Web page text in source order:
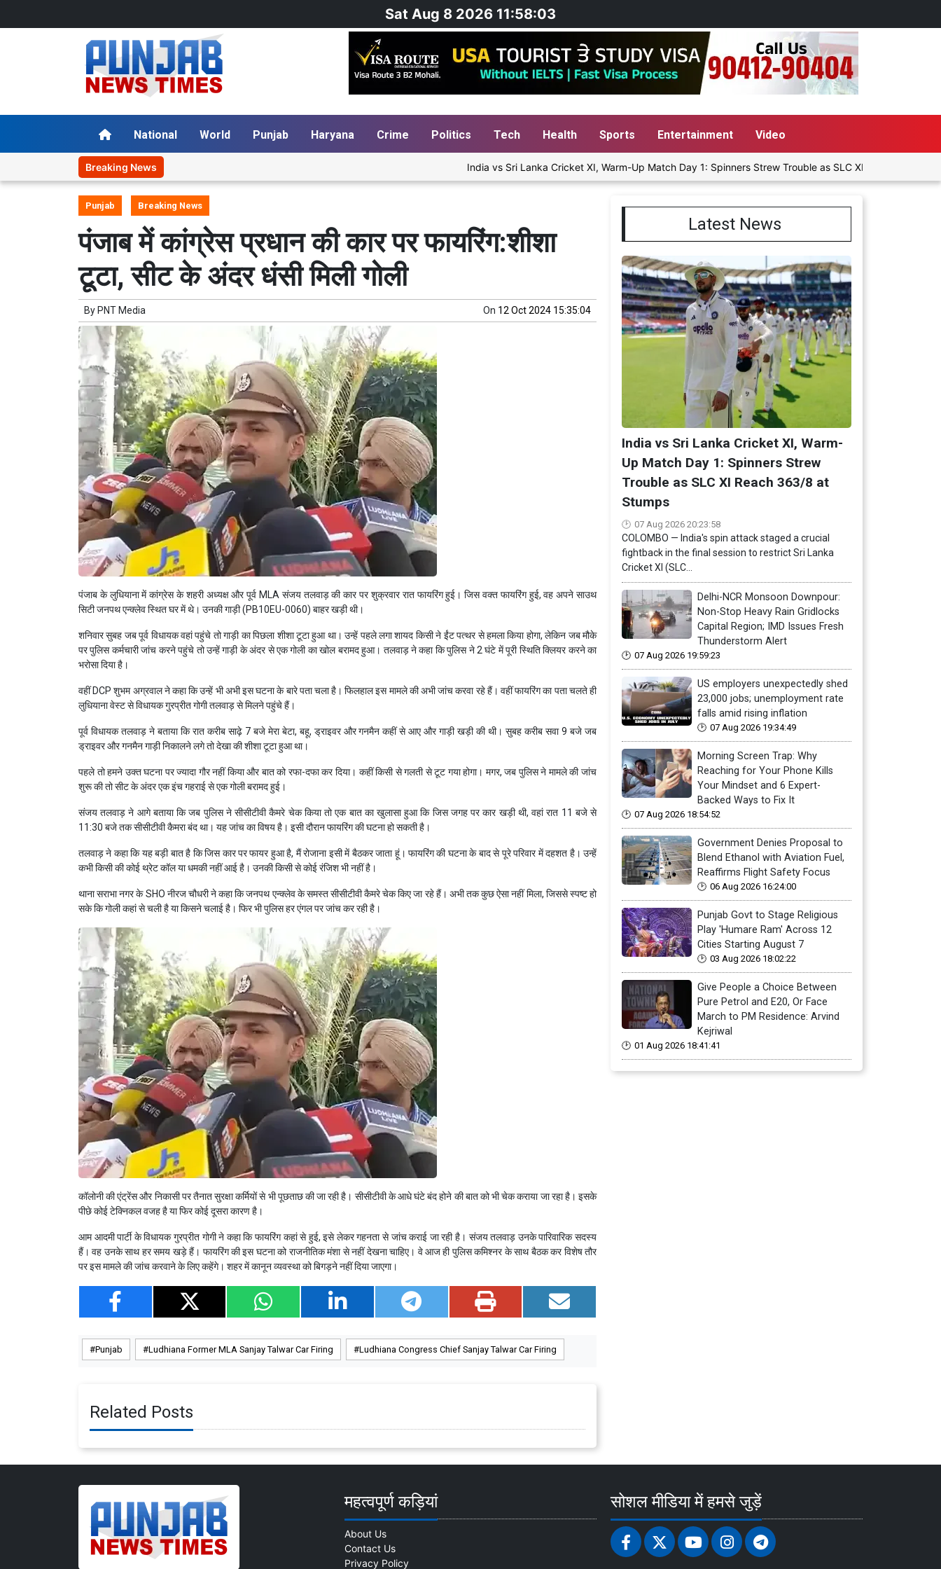
Sat Aug 8 2026 11:58:04
National World Punjab Haryana Crime Politics Tech Health Sports Entertainment Video
Breaking News India vs Sri Lanka Cricket XI, Warm-Up Match Day 1: Spinners Strew Trouble as SLC XI Reach 363/8 at Stumps
Punjab Breaking News
पंजाब में कांग्रेस प्रधान की कार पर फायरिंग:शीशा
टूटा, सीट के अंदर धंसी मिली गोली
By PNT Media On 12 Oct 2024 15:35:04
पंजाब के लुधियाना में कांग्रेस के शहरी अध्यक्ष और पूर्व MLA संजय तलवाड़ की कार पर शुक्रवार रात फायरिंग हुई। जिस वक्त फायरिंग हुई, वह अपने साउथ
सिटी जनपथ एन्क्लेव स्थित घर में थे। उनकी गाड़ी (PB10EU-0060) बाहर खड़ी थी।
शनिवार सुबह जब पूर्व विधायक वहां पहुंचे तो गाड़ी का पिछला शीशा टूटा हुआ था। उन्हें पहले लगा शायद किसी ने ईंट पत्थर से हमला किया होगा, लेकिन जब मौके
पर पुलिस कर्मचारी जांच करने पहुंचे तो उन्हें गाड़ी के अंदर से एक गोली का खोल बरामद हुआ। तलवाड़ ने कहा कि पुलिस ने 2 घंटे में पूरी स्थिति क्लियर करने का
भरोसा दिया है।
वहीं DCP शुभम अग्रवाल ने कहा कि उन्हें भी अभी इस घटना के बारे पता चला है। फिलहाल इस मामले की अभी जांच करवा रहे हैं। वहीं फायरिंग का पता चलते ही
लुधियाना वेस्ट से विधायक गुरप्रीत गोगी तलवाड़ से मिलने पहुंचे हैं।
पूर्व विधायक तलवाड़ ने बताया कि रात करीब साढ़े 7 बजे मेरा बेटा, बहू, ड्राइवर और गनमैन कहीं से आए और गाड़ी खड़ी की थी। सुबह करीब सवा 9 बजे जब
ड्राइवर और गनमैन गाड़ी निकालने लगे तो देखा की शीशा टूटा हुआ था।
पहले तो हमने उक्त घटना पर ज्यादा गौर नहीं किया और बात को रफा-दफा कर दिया। कहीं किसी से गलती से टूट गया होगा। मगर, जब पुलिस ने मामले की जांच
शुरू की तो सीट के अंदर एक इंच गहराई से एक गोली बरामद हुई।
संजय तलवाड़ ने आगे बताया कि जब पुलिस ने सीसीटीवी कैमरे चेक किया तो एक बात का खुलासा हुआ कि जिस जगह पर कार खड़ी थी, वहां रात 11 बजे से
11:30 बजे तक सीसीटीवी कैमरा बंद था। यह जांच का विषय है। इसी दौरान फायरिंग की घटना हो सकती है।
तलवाड़ ने कहा कि यह बड़ी बात है कि जिस कार पर फायर हुआ है, मैं रोजाना इसी में बैठकर जाता हूं। फायरिंग की घटना के बाद से पूरे परिवार में दहशत है। उन्हें
कभी किसी की कोई थ्रेट कॉल या धमकी नहीं आई है। उनकी किसी से कोई रंजिश भी नहीं है।
थाना सराभा नगर के SHO नीरज चौधरी ने कहा कि जनपथ एन्क्लेव के समस्त सीसीटीवी कैमरे चेक किए जा रहे हैं। अभी तक कुछ ऐसा नहीं मिला, जिससे स्पष्ट हो
सके कि गोली कहां से चली है या किसने चलाई है। फिर भी पुलिस हर एंगल पर जांच कर रही है।
कॉलोनी की एंट्रेंस और निकासी पर तैनात सुरक्षा कर्मियों से भी पूछताछ की जा रही है। सीसीटीवी के आधे घंटे बंद होने की बात को भी चेक कराया जा रहा है। इसके
पीछे कोई टेक्निकल वजह है या फिर कोई दूसरा कारण है।
आम आदमी पार्टी के विधायक गुरप्रीत गोगी ने कहा कि फायरिंग कहां से हुई, इसे लेकर गहनता से जांच कराई जा रही है। संजय तलवाड़ उनके पारिवारिक सदस्य
हैं। वह उनके साथ हर समय खड़े हैं। फायरिंग की इस घटना को राजनीतिक मंशा से नहीं देखना चाहिए। वे आज ही पुलिस कमिश्नर के साथ बैठक कर विशेष तौर
पर इस मामले की जांच करवाने के लिए कहेंगे। शहर में कानून व्यवस्था को बिगड़ने नहीं दिया जाएगा।
Punjab Ludhiana Former MLA Sanjay Talwar Car Firing Ludhiana Congress Chief Sanjay Talwar Car Firing
Related Posts
Latest News
India vs Sri Lanka Cricket XI, Warm-
Up Match Day 1: Spinners Strew
Trouble as SLC XI Reach 363/8 at
Stumps
07 Aug 2026 20:23:58
COLOMBO — India's spin attack staged a crucial
fightback in the final session to restrict Sri Lanka
Cricket XI (SLC...
Delhi-NCR Monsoon Downpour:
Non-Stop Heavy Rain Gridlocks
Capital Region; IMD Issues Fresh
Thunderstorm Alert
07 Aug 2026 19:59:23
US employers unexpectedly shed
23,000 jobs; unemployment rate
falls amid rising inflation
07 Aug 2026 19:34:49
Morning Screen Trap: Why
Reaching for Your Phone Kills
Your Mindset and 6 Expert-
Backed Ways to Fix It
07 Aug 2026 18:54:52
Government Denies Proposal to
Blend Ethanol with Aviation Fuel,
Reaffirms Flight Safety Focus
06 Aug 2026 16:24:00
Punjab Govt to Stage Religious
Play 'Humare Ram' Across 12
Cities Starting August 7
03 Aug 2026 18:02:22
Give People a Choice Between
Pure Petrol and E20, Or Face
March to PM Residence: Arvind
Kejriwal
01 Aug 2026 18:41:41
महत्वपूर्ण कड़ियां
About Us
Contact Us
Privacy Policy
सोशल मीडिया में हमसे जुड़ें